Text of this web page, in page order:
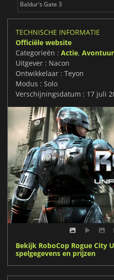
Baldur's Gate 3
TECHNISCHE INFORMATIE
Officiële website
Categorieën : Actie, Avontuur
Uitgever : Nacon
Ontwikkelaar : Teyon
Modus : Solo
Verschijningsdatum : 17 juli
Bekijk RoboCop Rogue City
spelgegevens en prijzen